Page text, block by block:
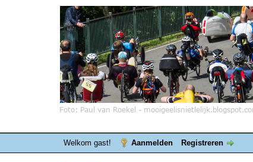
Welkom gast! Aanmelden Registreren